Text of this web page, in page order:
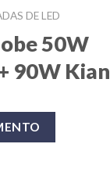
DE LED
50W
90W Kian